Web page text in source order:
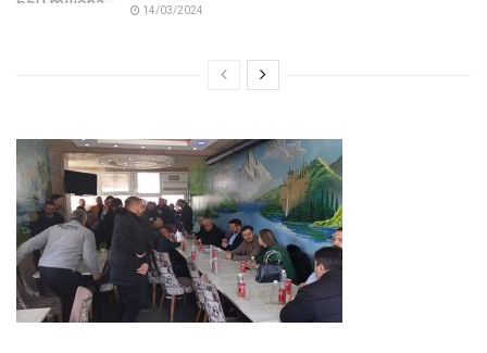
14/03/2024